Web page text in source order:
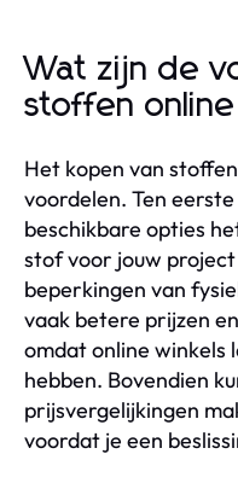
Wat zijn de
stoffen
Het kopen van
voordelen. Ten
beschikbare opties
stof voor jouw
beperkingen van
vaak betere prijzen
omdat online winkels
hebben. Bovendien
prijsvergelijkingen
voordat je een